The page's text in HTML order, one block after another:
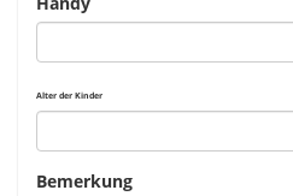
Alter der Kinder
Bemerkung